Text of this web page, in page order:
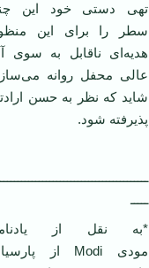
تهی دستی خود این
سطر را برای این
هدیه‌ای ناقابل به سوی
عالی محفل روانه
شاید که نظر به حسن
پذیرفته شود.
ـــــ
*به نقل از
مودی Modi از